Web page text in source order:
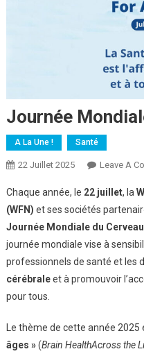
Journée
A La Une ! Santé
22 Juillet 2025 Leave A
Chaque année, le 22 juillet, la
(WFN) et ses sociétés
Journée Mondiale du
journée mondiale vise à
professionnels de santé et les
cérébraleet à promouvoir
pour tous.
Le thème de cette année 2025
âges »(Brain HealthAcross the